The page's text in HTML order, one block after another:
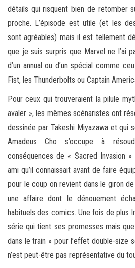
détails qui risquent bien de retomber
proche. L’épisode est utile (et les
sont agréables) mais il est tellement
que je suis surpris que Marvel ne l’ai
d’un annual ou d’un spécial comme
Fist, les Thunderbolts ou Captain
Pour ceux qui trouveraient la pilule
avaler », les mêmes scénaristes ont
dessinée par Takeshi Miyazawa et qui
Amadeus Cho s’occupe à
conséquences de « Sacred Invasion »
ami qu’il connaissait avant de faire
pour le coup on revient dans le giron
une affaire dont le dénouement
habituels des comics. Une fois de plus
série qui tient ses promesses mais
dans le train » pour l’effet double-size
n’est peut-être pas représentative du